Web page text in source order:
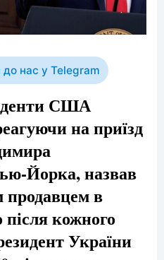
нас у Telegram
США
на приїзд
Йорка, назвав
в
після кожного
України